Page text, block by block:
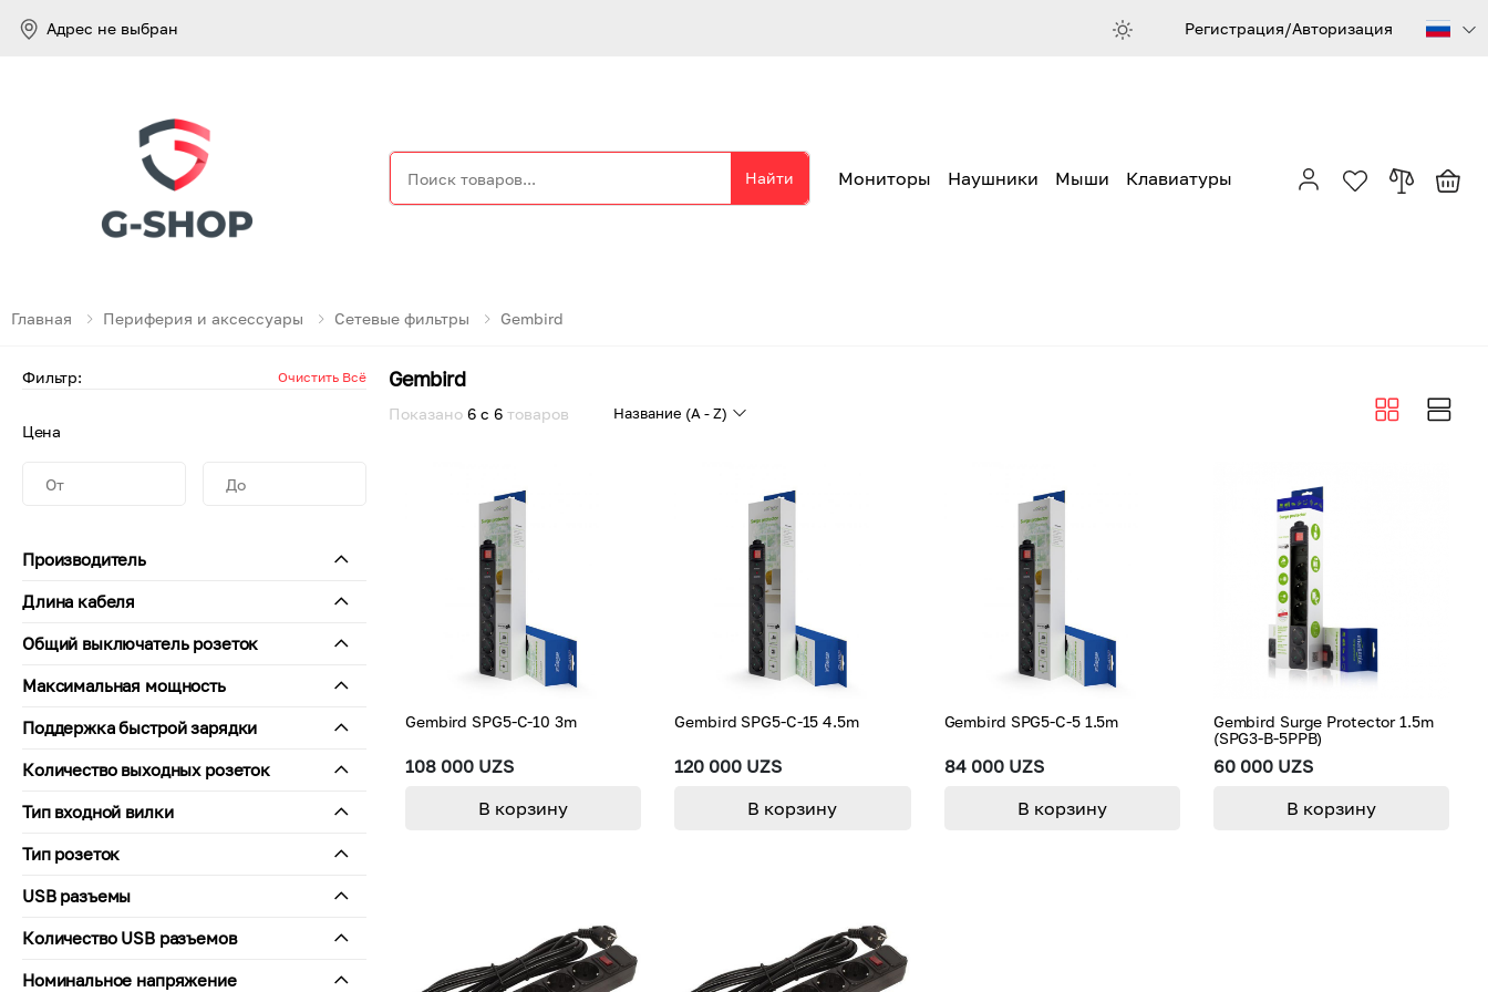
Адрес не выбран Регистрация/Авторизация
Найти Найти Мониторы Наушники Мыши Клавиатуры
Главная Периферия и аксессуары Сетевые фильтры Gembird
Gembird
Показано 6 с 6 товаров
108 000 UZS
Gembird SPG5-C-10 3m
В корзину
120 000 UZS
Gembird SPG5-C-15 4.5m
В корзину
84 000 UZS
Gembird SPG5-C-5 1.5m
В корзину
60 000 UZS
Gembird Surge Protector 1.5m
(SPG3-B-5PPB)
В корзину
Фильтр: Очистить Всё
Цена
Производитель
Gembird
Длина кабеля
1,5 м
4,5 м
Общий выключатель розеток
Максимальная мощность
Поддержка быстрой зарядки
Количество выходных розеток
6
Тип входной вилки
Тип розеток
Тип F (евровилка)
USB разъемы
Количество USB разъемов
Номинальное напряжение